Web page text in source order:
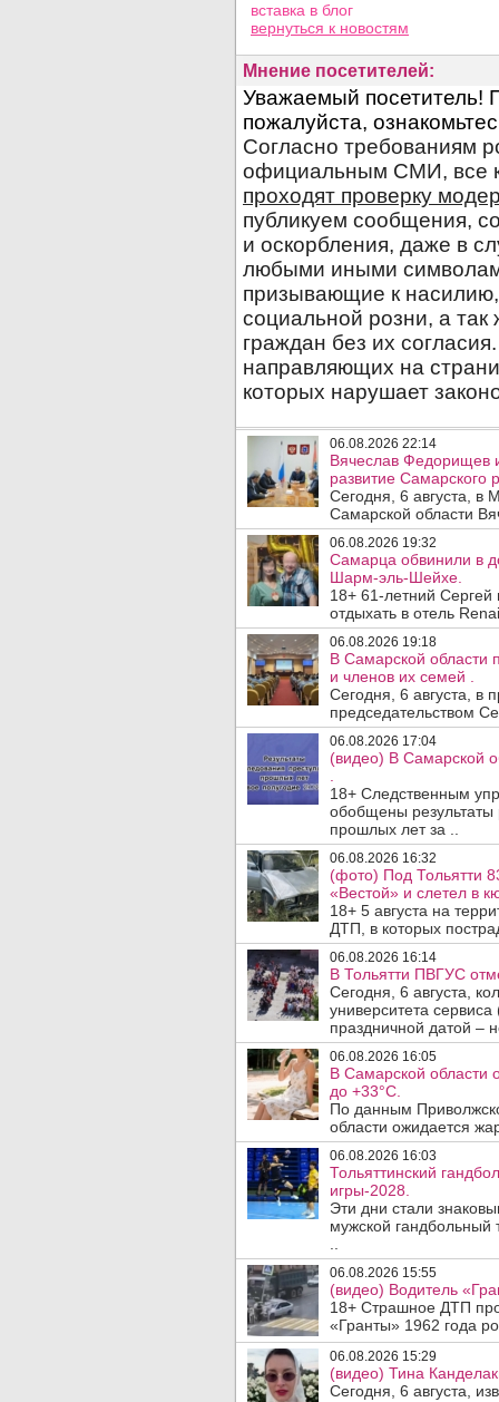
вставка в блог
вернуться к новостям
Мнение посетителей:
06.08.2026 22:14
Вячеслав Федорищев
развитие Самарского
Сегодня, 6 августа, в
Самарской области
06.08.2026 19:32
Самарца обвинили в
Шарм-эль-Шейхе.
18+ 61-летний
отдыхать в отель
06.08.2026 19:18
В Самарской области
и членов их семей .
Сегодня, 6 августа, в
председательством
06.08.2026 17:04
(видео) В Самарской
18+ Следственным
обобщены результаты
прошлых лет за ..
06.08.2026 16:32
(фото) Под Тольятти
«Вестой» и слетел в
18+ 5 августа на
ДТП, в которых
06.08.2026 16:14
В Тольятти ПВГУС
Сегодня, 6 августа,
университета
праздничной датой –
06.08.2026 16:05
В Самарской области
до +33°C.
По данным
области ожидается
06.08.2026 16:03
Тольяттинский
игры-2028.
Эти дни стали
мужской гандбольный
06.08.2026 15:55
(видео) Водитель
18+ Страшное ДТП
«Гранты» 1962 года
06.08.2026 15:29
(видео) Тина
Сегодня, 6 августа,